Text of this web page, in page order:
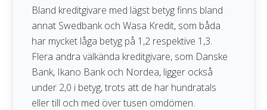
Bland kreditgivare med lägst betyg finns bland
annat Swedbank och Wasa Kredit, som båda
har mycket låga betyg på 1,2 respektive 1,3.
Flera andra välkända kreditgivare, som Danske
Bank, Ikano Bank och Nordea, ligger också
under 2,0 i betyg, trots att de har hundratals
eller till och med över tusen omdömen.